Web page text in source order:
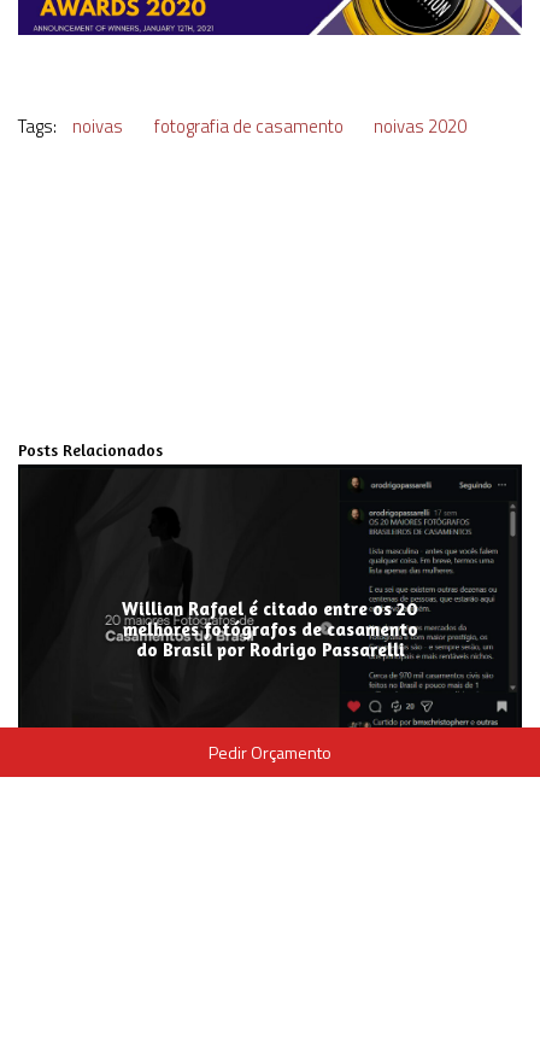
Tags: noivas fotografia de casamento noivas 2020
Posts Relacionados
Willian Rafael é citado entre os 20
melhores fotógrafos de casamento
do Brasil por Rodrigo Passarelli
Pedir Orçamento